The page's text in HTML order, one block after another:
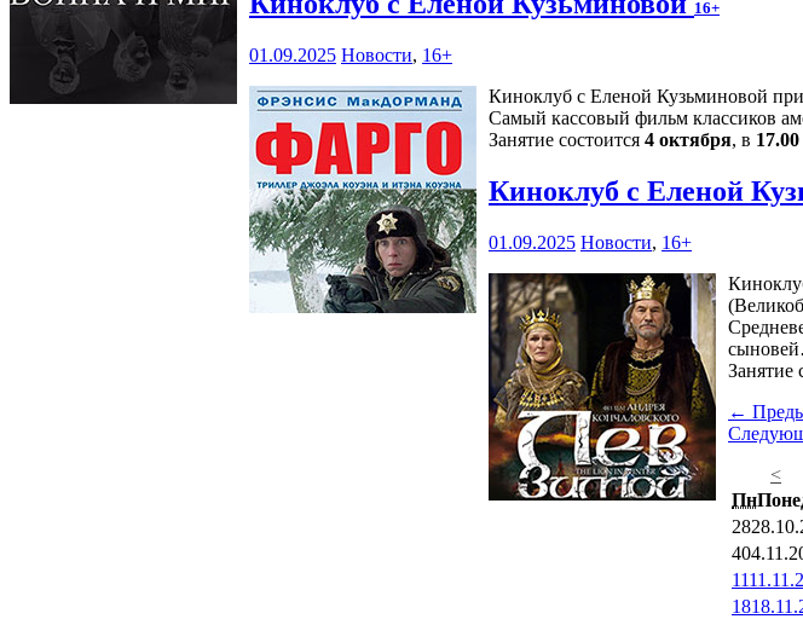
16+
01.09.2025 Новости, 16+
Киноклуб с Еленой Кузьминовой
Самый кассовый фильм классиков
Занятие состоится 4 октября, в 17.00
Киноклуб с Еленой
01.09.2025 Новости, 16+
Занятие
←
<
Пн
28
4
11
18